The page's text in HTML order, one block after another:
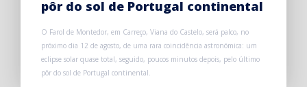
pôr do sol de Portugal continental
O Farol de Montedor, em Carreço, Viana do Castelo, será palco, no
próximo dia 12 de agosto, de uma rara coincidência astronómica: um
eclipse solar quase total, seguido, poucos minutos depois, pelo último
pôr do sol de Portugal continental.